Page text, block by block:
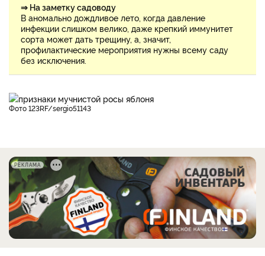
⇒ На заметку садоводу
В аномально дождливое лето, когда давление
инфекции слишком велико, даже крепкий иммунитет
сорта может дать трещину, а, значит,
профилактические мероприятия нужны всему саду
без исключения.
фото 123RF/sergio51143
РЕКЛАМА